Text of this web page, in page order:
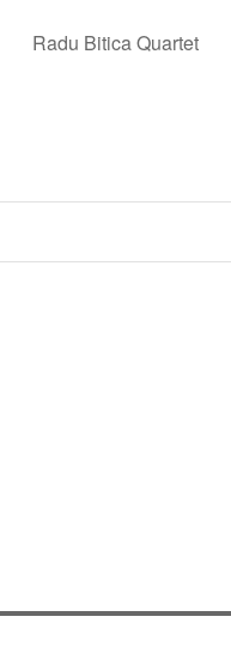
Radu Bitica Quartet